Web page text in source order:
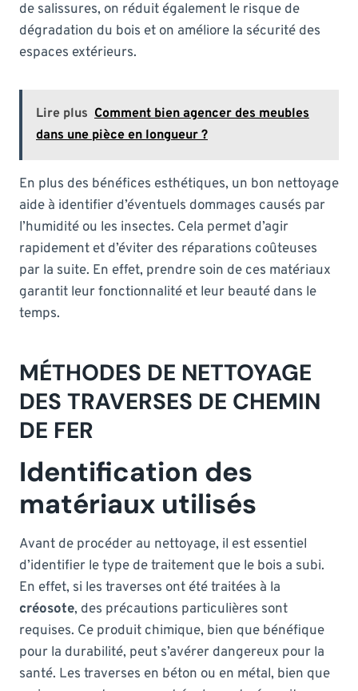
de salissures, on réduit également le risque de
dégradation du bois et on améliore la sécurité des
espaces extérieurs.
Lire plus Comment bien agencer des meubles
dans une pièce en longueur ?
En plus des bénéfices esthétiques, un bon nettoyage
aide à identifier d’éventuels dommages causés par
l’humidité ou les insectes. Cela permet d’agir
rapidement et d’éviter des réparations coûteuses
par la suite. En effet, prendre soin de ces matériaux
garantit leur fonctionnalité et leur beauté dans le
temps.
MÉTHODES DE NETTOYAGE
DES TRAVERSES DE CHEMIN
DE FER
Identification des
matériaux utilisés
Avant de procéder au nettoyage, il est essentiel
d’identifier le type de traitement que le bois a subi.
En effet, si les traverses ont été traitées à la
créosote, des précautions particulières sont
requises. Ce produit chimique, bien que bénéfique
pour la durabilité, peut s’avérer dangereux pour la
santé. Les traverses en béton ou en métal, bien que